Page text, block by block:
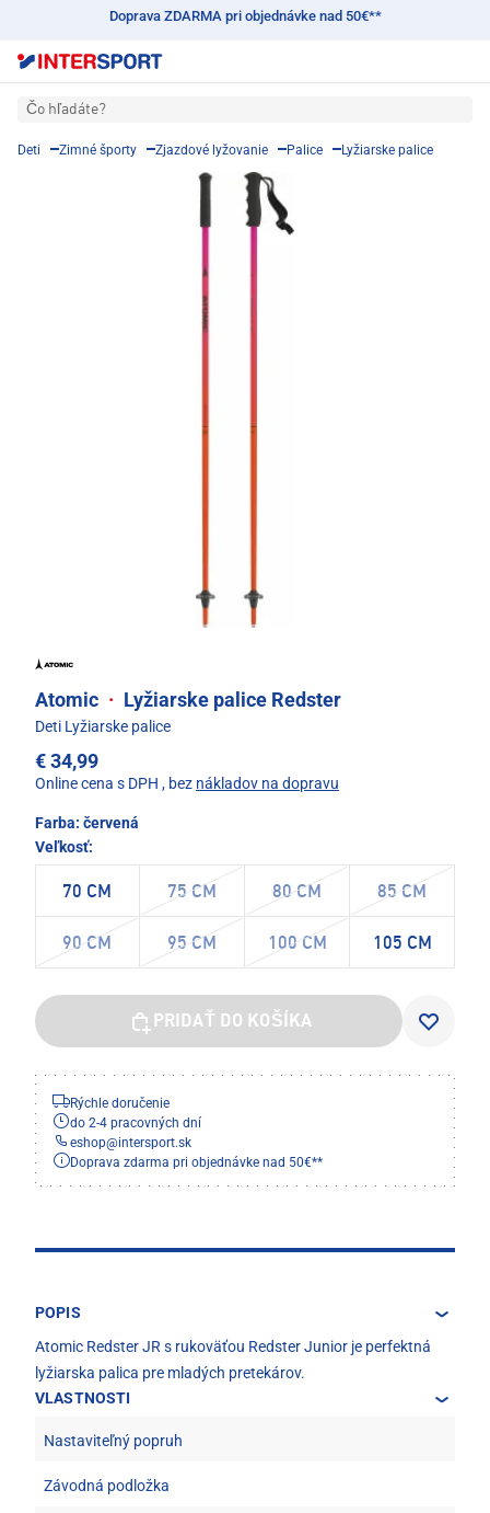
Doprava ZDARMA pri objednávke nad 50€**
Čo hľadáte?
Deti Zimné športy Zjazdové lyžovanie Palice Lyžiarske palice
Atomic · Lyžiarske palice Redster
Deti Lyžiarske palice
€ 34,99
Online cena s DPH , bez nákladov na dopravu
Farba: červená
Veľkosť:
70 CM 75 CM 80 CM 85 CM
90 CM 95 CM 100 CM 105 CM
PRIDAŤ DO KOŠÍKA
Rýchle doručenie
do 2-4 pracovných dní
eshop@intersport.sk
Doprava zdarma pri objednávke nad 50€**
POPIS
Atomic Redster JR s rukoväťou Redster Junior je perfektná
lyžiarska palica pre mladých pretekárov.
VLASTNOSTI
Nastaviteľný popruh
Závodná podložka